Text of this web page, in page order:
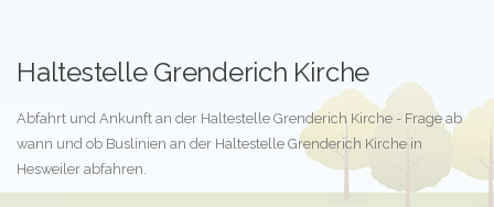
Haltestelle Grenderich Kirche
Abfahrt und Ankunft an der Haltestelle Grenderich Kirche - Frage ab
wann und ob Buslinien an der Haltestelle Grenderich Kirche in
Hesweiler abfahren.